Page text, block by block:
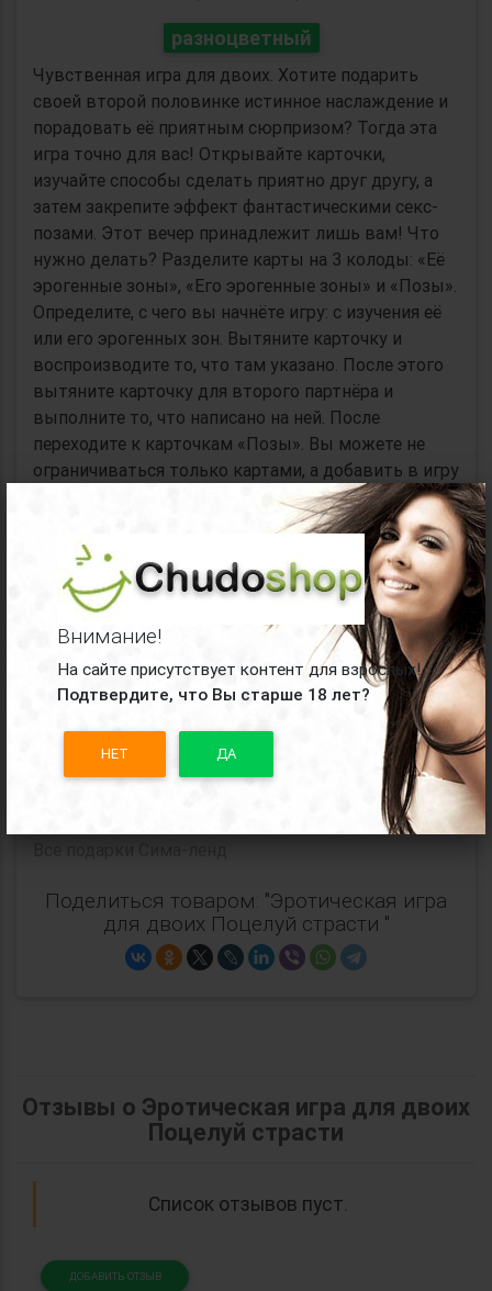
Внимание!
На сайте присутствует контент для взрослых!
Подтвердите, что Вы старше 18 лет?
НЕТ ДА
×
разноцветный
Чувственная игра для двоих. Хотите подарить
своей второй половинке истинное наслаждение и
порадовать её приятным сюрпризом? Тогда эта
игра точно для вас! Открывайте карточки,
изучайте способы сделать приятно друг другу, а
затем закрепите эффект фантастическими секс-
позами. Этот вечер принадлежит лишь вам! Что
нужно делать? Разделите карты на 3 колоды: «Её
эрогенные зоны», «Его эрогенные зоны» и «Позы».
Определите, с чего вы начнёте игру: с изучения её
или его эрогенных зон. Вытяните карточку и
воспроизводите то, что там указано. После этого
вытяните карточку для второго партнёра и
выполните то, что написано на ней. После
переходите к карточкам «Позы». Вы можете не
ограничиваться только картами, а добавить в игру
что-то своё. Всё зависит от вашей фантазии и
желания! Остановиться на одной карте или
попробовать всё - решать вам. В комплекте: 20
карт «Её эрогенные зоны», 20 карт «Его эрогенные
зоны», 10 карт «Позы», правила игры.
Коллекция: ECSTAS
Материал:бумага
Производитель:
Поделиться товаром: "Эротическая игра
для двоих Поцелуй страсти "
Отзывы о Эротическая игра для двоих
Поцелуй страсти
Список отзывов пуст.
ДОБАВИТЬ ОТЗЫВ